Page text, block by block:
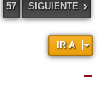
57 SIGUIENTE
IR A